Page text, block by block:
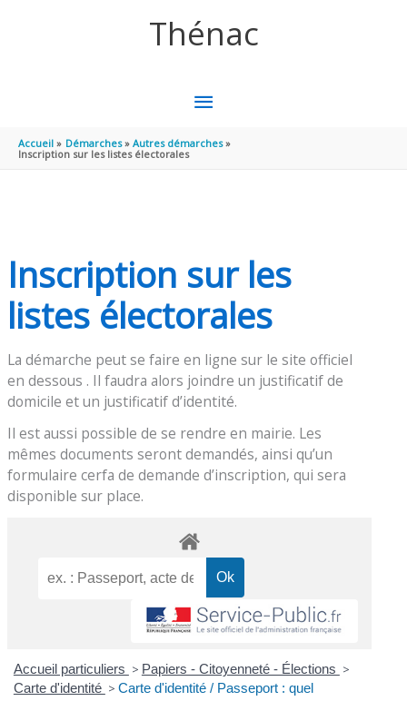
Thénac
MENU
PRINCIPAL
Accueil Démarches
Autres démarches
Inscription sur les listes électorales
Inscription sur les
listes électorales
La démarche peut se faire en ligne sur le site officiel
en dessous . Il faudra alors joindre un justificatif de
domicile et un justificatif d’identité.
Il est aussi possible de se rendre en mairie. Les
mêmes documents seront demandés, ainsi qu’un
formulaire cerfa de demande d’inscription, qui sera
disponible sur place.
Accueil particuliers > Papiers - Citoyenneté - Élections >
Carte d'identité > Carte d'identité / Passeport : quel